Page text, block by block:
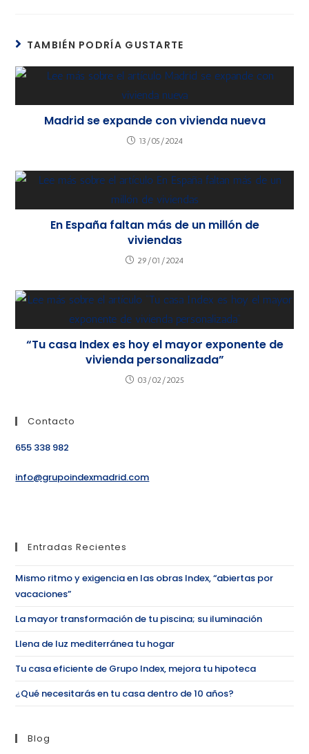
TAMBIÉN PODRÍA GUSTARTE
Madrid se expande con vivienda nueva
13/05/2024
En España faltan más de un millón de
viviendas
29/01/2024
“Tu casa Index es hoy el mayor exponente de
vivienda personalizada”
03/02/2025
Contacto
655 338 982
info@grupoindexmadrid.com
Entradas Recientes
Mismo ritmo y exigencia en las obras Index, “abiertas por
vacaciones”
La mayor transformación de tu piscina; su iluminación
Llena de luz mediterránea tu hogar
Tu casa eficiente de Grupo Index, mejora tu hipoteca
¿Qué necesitarás en tu casa dentro de 10 años?
Blog